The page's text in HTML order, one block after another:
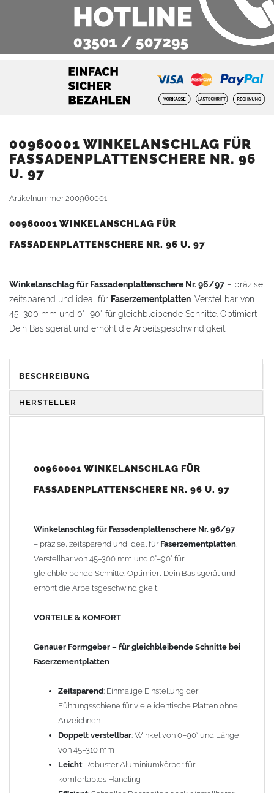
00960001 WINKELANSCHLAG FÜR
FASSADENPLATTENSCHERE NR. 96
U. 97
Artikelnummer200960001
00960001 WINKELANSCHLAG FÜR
FASSADENPLATTENSCHERE NR. 96 U. 97
Winkelanschlag für Fassadenplattenschere Nr. 96/97 – präzise,
zeitsparend und ideal für Faserzementplatten . Verstellbar von
45–300 mm und 0°–90° für gleichbleibende Schnitte. Optimiert
Dein Basisgerät und erhöht die Arbeitsgeschwindigkeit.
VORTEILE & KOMFORT
Genauer Formgeber – für gleichbleibende Schnitte bei
Faserzementplatten
310 mm
Leicht: Robuster Aluminiumkörper für komfortables
Komfortabel: Einfache Montage am Basisgerät dank
vorgesehener Bohrungen und mitgeliefertem
Montageschlüssel
BESCHREIBUNG
HERSTELLER
00960001 WINKELANSCHLAG FÜR
FASSADENPLATTENSCHERE NR. 96 U. 97
Winkelanschlag für Fassadenplattenschere Nr. 96/97
– präzise, zeitsparend und ideal für Faserzementplatten.
Verstellbar von 45–300 mm und 0°–90° für
gleichbleibende Schnitte. Optimiert Dein Basisgerät und
erhöht die Arbeitsgeschwindigkeit.
VORTEILE & KOMFORT
Genauer Formgeber – für gleichbleibende Schnitte bei
Faserzementplatten
Zeitsparend: Einmalige Einstellung der
Führungsschiene für viele identische Platten ohne
Anzeichnen
Doppelt verstellbar: Winkel von 0–90° und Länge
von 45–310 mm
Leicht: Robuster Aluminiumkörper für
komfortables Handling